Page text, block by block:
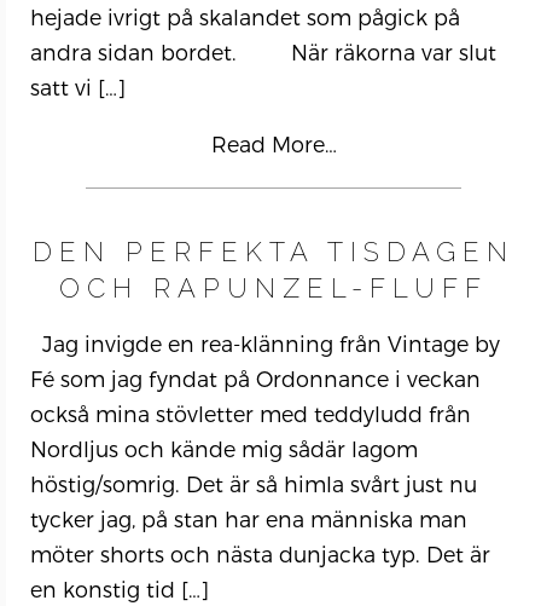
hejade ivrigt på skalandet som pågick på
andra sidan bordet. När räkorna var slut
satt vi […]
Read More…
DEN PERFEKTA TISDAGEN
OCH RAPUNZEL-FLUFF
Jag invigde en rea-klänning från Vintage by
Fé som jag fyndat på Ordonnance i veckan
också mina stövletter med teddyludd från
Nordljus och kände mig sådär lagom
höstig/somrig. Det är så himla svårt just nu
tycker jag, på stan har ena människa man
möter shorts och nästa dunjacka typ. Det är
en konstig tid […]